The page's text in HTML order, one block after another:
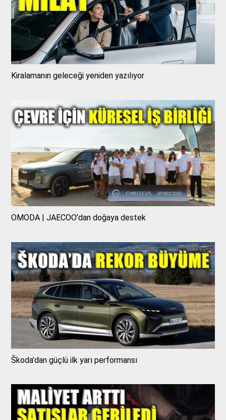
Kiralamanın geleceği yeniden yazılıyor
OMODA | JAECOO’dan doğaya destek
Škoda’dan güçlü ilk yarı performansı